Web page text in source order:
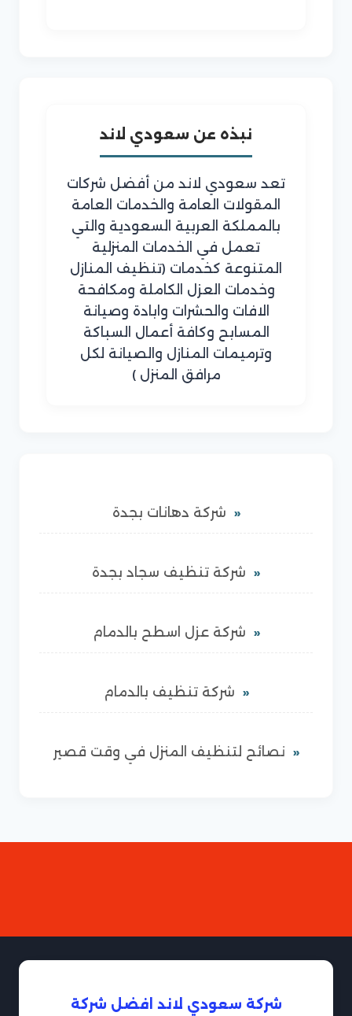
نبذه عن سعودي لاند
تعد سعودي لاند من أفضل شركات
المقولات العامة والخدمات العامة
بالمملكة العربية السعودية والتي
تعمل في الخدمات المنزلية
المتنوعة كخدمات (تنظيف المنازل
وخدمات العزل الكاملة ومكافحة
الافات والحشرات وابادة وصيانة
المسابح وكافة أعمال السباكة
وترميمات المنازل والصيانة لكل
مرافق المنزل )
شركة دهانات بجدة
شركة تنظيف سجاد بجدة
شركة عزل اسطح بالدمام
شركة تنظيف بالدمام
نصائح لتنظيف المنزل في وقت قصير
شركة سعودي لاند افضل شركة